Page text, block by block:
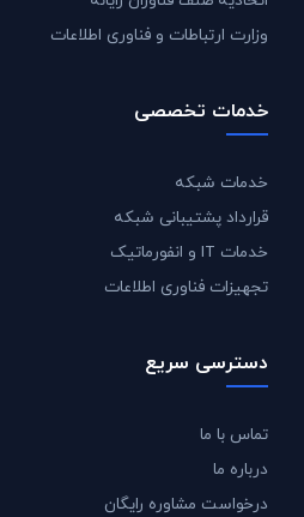
وزارت ارتباطات و فناوری اطلاعات
خدمات تخصصی
خدمات شبکه
قرارداد پشتیبانی شبکه
خدمات IT و انفورماتیک
تجهیزات فناوری اطلاعات
دسترسی سریع
تماس با ما
درباره ما
درخواست مشاوره رایگان